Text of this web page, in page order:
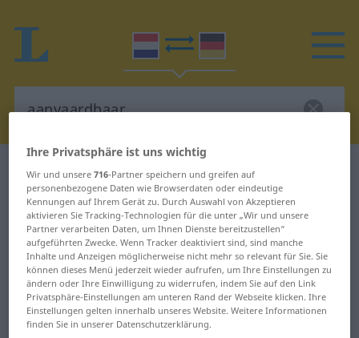
Niederländisch-Deutsch Wörterbuch
aanvaardbaar
Niederländisch-Deutsch
Übersetzung für "aanvaardbaar"
"aanvaardbaar" Deutsch
Übersetzung
Ihre Privatsphäre ist uns wichtig
Wir und unsere716-Partner speichern und greifen auf
personenbezogene Daten wie Browserdaten oder eindeutige
Kennungen auf Ihrem Gerät zu. Durch Auswahl von Akzeptieren
aktivieren Sie Tracking-Technologien für die unter „Wir und unsere
Partner verarbeiten Daten, um Ihnen Dienste bereitzustellen“
aufgeführten Zwecke. Wenn Tracker deaktiviert sind, sind manche
Inhalte und Anzeigen möglicherweise nicht mehr so relevant für Sie. Sie
können dieses Menü jederzeit wieder aufrufen, um Ihre Einstellungen zu
ändern oder Ihre Einwilligung zu widerrufen, indem Sie auf den Link
Privatsphäre-Einstellungen am unteren Rand der Webseite klicken. Ihre
Einstellungen gelten innerhalb unseres Website. Weitere Informationen
finden Sie in unserer Datenschutzerklärung.